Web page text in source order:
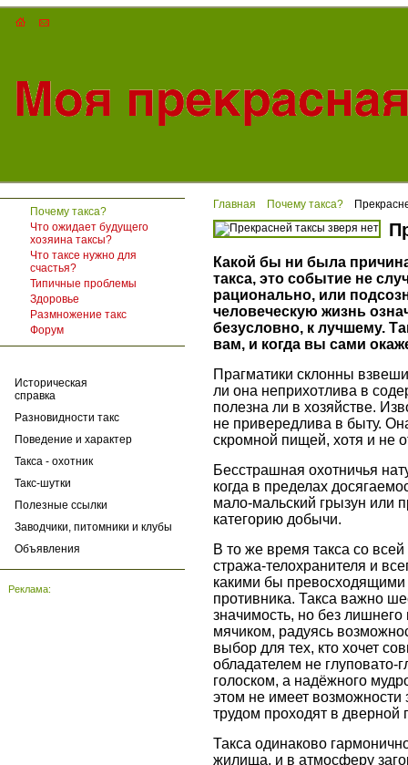
Почему такса?
Что ожидает будущего
хозяина таксы?
Что таксе нужно для
счастья?
Типичные проблемы
Здоровье
Размножение такс
Форум
Историческая
справка
Разновидности такс
Поведение и характер
Такса - охотник
Такс-шутки
Полезные ссылки
Заводчики, питомники и клубы
Объявления
Реклама:
Главная Почему такса?
Какой бы ни была
такса, это событие не
рационально, или
человеческую жизнь
безусловно, к лучшему.
вам, и когда вы сами
Прагматики склонны
ли она неприхотлива в
полезна ли в хозяйстве.
не привередлива в быту.
скромной пищей, хотя и не
Бесстрашная охотничья
когда в пределах
мало-мальский грызун или
категорию добычи.
В то же время такса со
стража-телохранителя и
какими бы превосходящими
противника. Такса важно
значимость, но без
мячиком, радуясь
выбор для тех, кто хочет
обладателем не глуповато-
голоском, а надёжного
этом не имеет возможности
трудом проходят в дверной
Такса одинаково
жилища, и в атмосферу